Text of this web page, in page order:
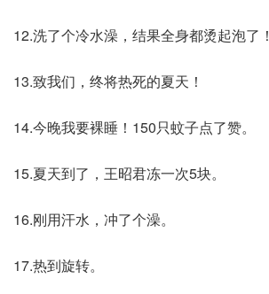
12.洗了个冷水澡，结果全身都烫起泡了！
13.致我们，终将热死的夏天！
14.今晚我要裸睡！150只蚊子点了赞。
15.夏天到了，王昭君冻一次5块。
16.刚用汗水，冲了个澡。
17.热到旋转。